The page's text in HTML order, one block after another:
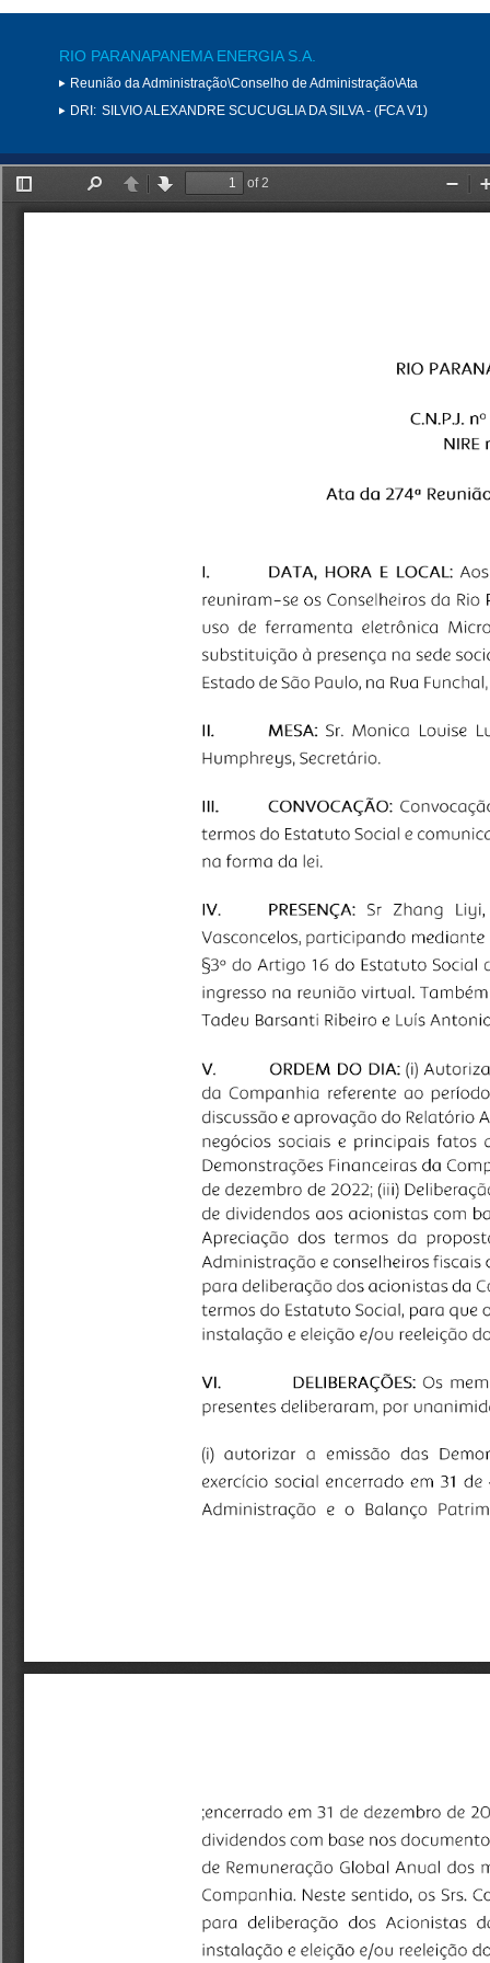
RIO PARANAPANEMA ENERGIA S.A.
Reunião da Administração\Conselho de Administração\Ata
DRI: SILVIO ALEXANDRE SCUCUGLIA DA SILVA - (FCA V1)